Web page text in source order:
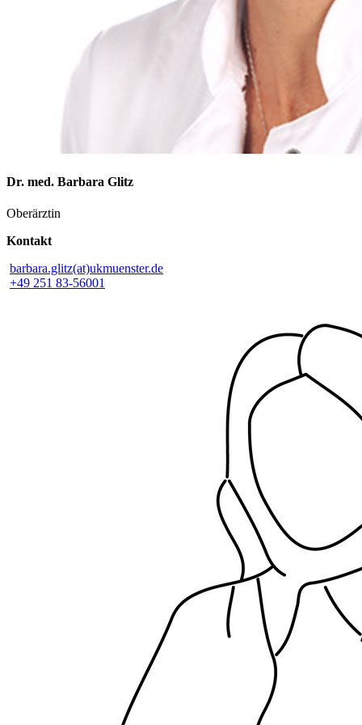
Dr. med. Barbara Glitz
Oberärztin
Kontakt
barbara.glitz(at)ukmuenster.de
+49 251 83-56001